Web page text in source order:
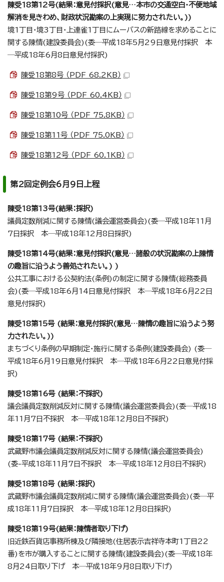
陳受18第12号(結果：意見付採択(意見…本市の交通空白・不便地域
解消を見きわめ、財政状況勘案の上実現に努力されたい。))
境1丁目・境3丁目・上連雀1丁目にムーバスの新路線を求めることに
関する陳情(建設委員会)(委─平成18年5月29日意見付採択 本
─平成18年6月8日意見付採択)
陳受18第8号 （PDF 68.2KB）
陳受18第9号 （PDF 60.4KB）
陳受18第10号 （PDF 75.8KB）
陳受18第11号 （PDF 75.0KB）
陳受18第12号 （PDF 60.1KB）
第2回定例会6月9日上程
陳受18第13号(結果：採択)
議員定数削減に関する陳情(議会運営委員会)(委─平成18年11月
7日採択 本─平成18年12月8日採択)
陳受18第14号(結果：意見付採択(意見…諸般の状況勘案の上陳情
の趣旨に沿うよう善処されたい。) )
公共工事における公契約法(条例)の制定に関する陳情(総務委員
会)(委─平成18年6月14日意見付採択 本─平成18年6月22日
意見付採択)
陳受18第15号 (結果：意見付採択(意見…陳情の趣旨に沿うよう努
力されたい。))
まちづくり条例の早期制定・施行に関する条例(建設委員会) (委─
平成18年6月19日意見付採択 本─平成18年6月22日意見付採
択)
陳受18第16号 (結果：不採択)
議会議員定数削減反対に関する陳情(議会運営委員会)(委─平成18
年11月7日不採択 本─平成18年12月8日不採択)
陳受18第17号 (結果：不採択)
武蔵野市議会議員定数削減反対に関する陳情(議会運営委員会)
(委-平成18年11月7日不採択 本─平成18年12月8日不採択)
陳受18第18号 (結果：採択)
武蔵野市議会議員定数削減に関する陳情(議会運営委員会)(委─平
成18年11月7日採択 本─平成18年12月8日採択)
陳受18第19号(結果：陳情者取り下げ)
旧近鉄百貨店事務所棟及び隣接地(住居表示吉祥寺本町1丁目22
番)を市が購入することに関する陳情(建設委員会)(委─平成18年
8月24日取り下げ 本─平成18年9月8日取り下げ)